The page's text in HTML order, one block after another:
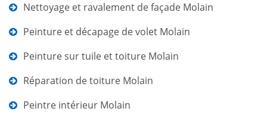
Nettoyage et ravalement de façade Molain
Peinture et décapage de volet Molain
Peinture sur tuile et toiture Molain
Réparation de toiture Molain
Peintre intérieur Molain